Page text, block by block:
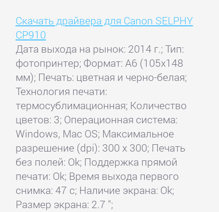
Скачать драйвера для Canon SELPHY
CP910
Дата выхода на рынок: 2014 г.; Тип:
фотопринтер; Формат: A6 (105x148
мм); Печать: цветная и черно-белая;
Технология печати:
термосублимационная; Количество
цветов: 3; Операционная система:
Windows, Mac OS; Максимальное
разрешение (dpi): 300 x 300; Печать
без полей: Ok; Поддержка прямой
печати: Ok; Время выхода первого
снимка: 47 с; Наличие экрана: Ok;
Размер экрана: 2.7 ";